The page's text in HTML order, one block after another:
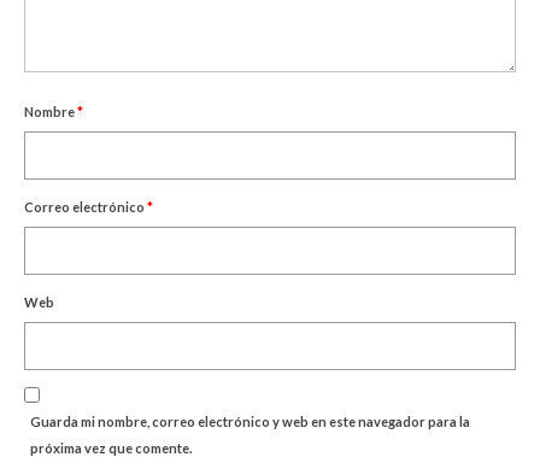
Nombre*
Correo electrónico *
Web
Guarda mi nombre, correo electrónico y web en este navegador para la
próxima vez que comente.